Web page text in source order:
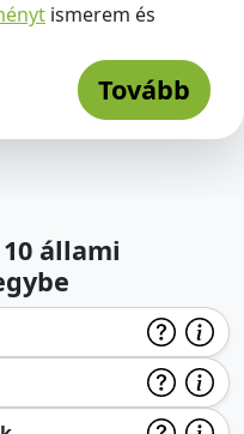
ismerem és
Tovább
állami